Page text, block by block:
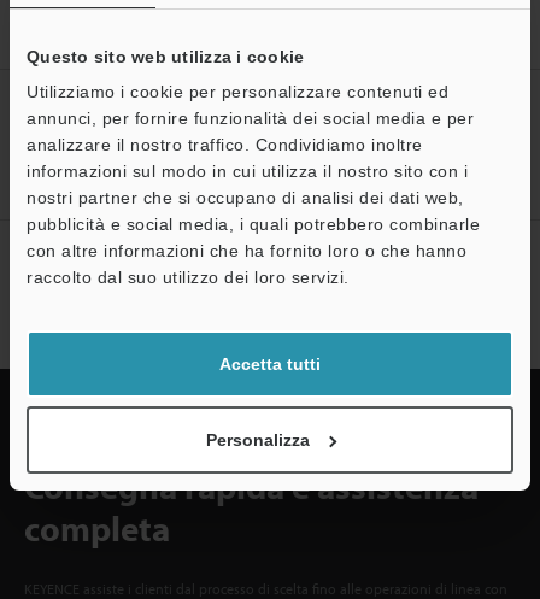
Questo sito web utilizza i cookie
Utilizziamo i cookie per personalizzare contenuti ed
annunci, per fornire funzionalità dei social media e per
analizzare il nostro traffico. Condividiamo inoltre
informazioni sul modo in cui utilizza il nostro sito con i
nostri partner che si occupano di analisi dei dati web,
pubblicità e social media, i quali potrebbero combinarle
con altre informazioni che ha fornito loro o che hanno
raccolto dal suo utilizzo dei loro servizi.
Accetta tutti
Personalizza
Home Prodotti Lettori di codici 1D/2D
Scanner di codici
CREA IL TUO ACCOUNT
KEYENCE
Registrati ora!
Sottoscrizione alla newsletter
Consegna rapida e assistenza
completa
KEYENCE assiste i clienti dal processo di scelta fino alle operazioni di linea con
Assistenza